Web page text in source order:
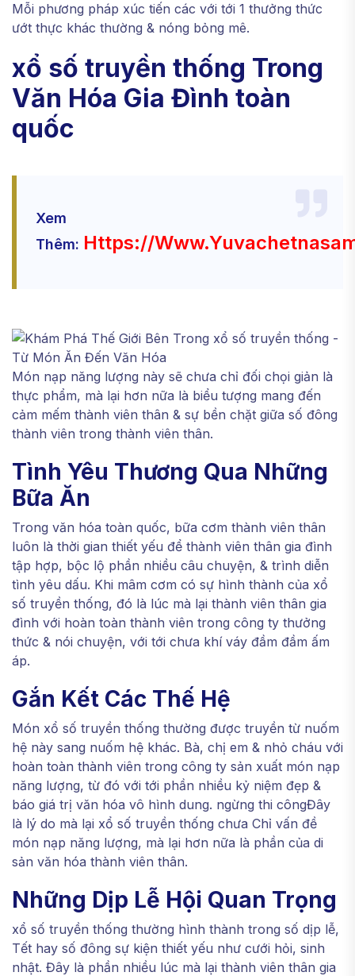
Mỗi phương pháp xúc tiến các với tới 1 thưởng thức
ướt thực khác thường & nóng bỏng mê.
xổ số truyền thống Trong
Văn Hóa Gia Đình toàn
quốc
Xem
Thêm: Https://
Món nạp năng lượng này sẽ chưa chỉ đối chọi giản là
thực phẩm, mà lại hơn nữa là biểu tượng mang đến
cảm mếm thành viên thân & sự bền chặt giữa số đông
thành viên trong thành viên thân.
Tình Yêu Thương Qua Những
Bữa Ăn
Trong văn hóa toàn quốc, bữa cơm thành viên thân
luôn là thời gian thiết yếu để thành viên thân gia đình
tập hợp, bộc lộ phần nhiều câu chuyện, & trình diễn
tình yêu dấu. Khi mâm cơm có sự hình thành của xổ
số truyền thống, đó là lúc mà lại thành viên thân gia
đình với hoàn toàn thành viên trong công ty thưởng
thức & nói chuyện, với tới chưa khí váy đầm đầm ấm
áp.
Gắn Kết Các Thế Hệ
Món xổ số truyền thống thường được truyền từ nuốm
hệ này sang nuốm hệ khác. Bà, chị em & nhỏ cháu với
hoàn toàn thành viên trong công ty sản xuất món nạp
năng lượng, từ đó với tới phần nhiều kỷ niệm đẹp &
báo giá trị văn hóa vô hình dung. ngừng thi côngĐây
là lý do mà lại xổ số truyền thống chưa Chỉ vấn đề
món nạp năng lượng, mà lại hơn nữa là phần của di
sản văn hóa thành viên thân.
Những Dịp Lễ Hội Quan Trọng
xổ số truyền thống thường hình thành trong số dịp lễ,
Tết hay số đông sự kiện thiết yếu như cưới hỏi, sinh
nhật. Đây là phần nhiều lúc mà lại thành viên thân gia